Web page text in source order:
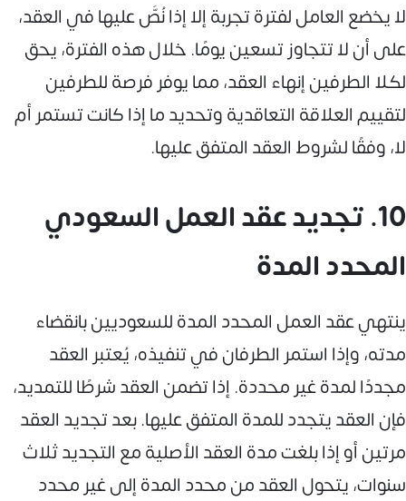
لا يخضع العامل لفترة تجربة إلا إذا نُصَّ عليها في العقد،
على أن لا تتجاوز تسعين يومًا. خلال هذه الفترة، يحق
لكلا الطرفين إنهاء العقد، مما يوفر فرصة للطرفين
لتقييم العلاقة التعاقدية وتحديد ما إذا كانت تستمر أم
لا، وفقًا لشروط العقد المتفق عليها.
10. تجديد عقد العمل السعودي
المحدد المدة
ينتهي عقد العمل المحدد المدة للسعوديين بانقضاء
مدته، وإذا استمر الطرفان في تنفيذه، يُعتبر العقد
مجددًا لمدة غير محددة. إذا تضمن العقد شرطًا للتمديد،
فإن العقد يتجدد للمدة المتفق عليها. بعد تجديد العقد
مرتين أو إذا بلغت مدة العقد الأصلية مع التجديد ثلاث
سنوات، يتحول العقد من محدد المدة إلى غير محدد